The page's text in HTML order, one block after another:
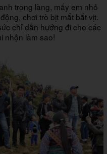
trong làng, mấy em nhỏ
chơi trò bịt mắt bắt vịt.
chỉ dẫn hướng đi cho các
nhộn làm sao!